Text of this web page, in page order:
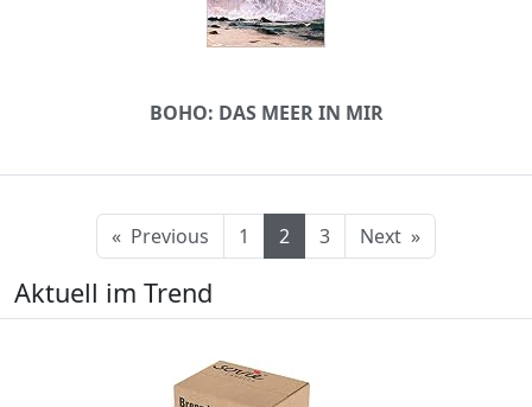
BOHO: DAS MEER IN MIR
« Previous 1 2 3 Next »
Aktuell im Trend